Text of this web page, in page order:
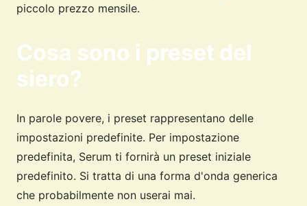
piccolo prezzo mensile.
Cosa sono i preset del
siero?
In parole povere, i preset rappresentano delle
impostazioni predefinite. Per impostazione
predefinita, Serum ti fornirà un preset iniziale
predefinito. Si tratta di una forma d'onda generica
che probabilmente non userai mai.